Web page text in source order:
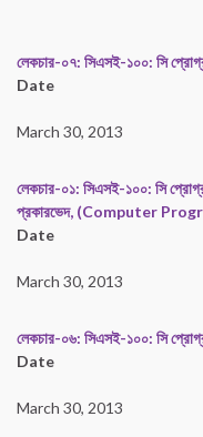
লেকচার-০৭: সিএসই-১০০: সি
Date
March 30, 2013
লেকচার-০১: সিএসই-১০০: সি
প্রকারভেদ, (Computer
Date
March 30, 2013
লেকচার-০৬: সিএসই-১০০: সি
Date
March 30, 2013